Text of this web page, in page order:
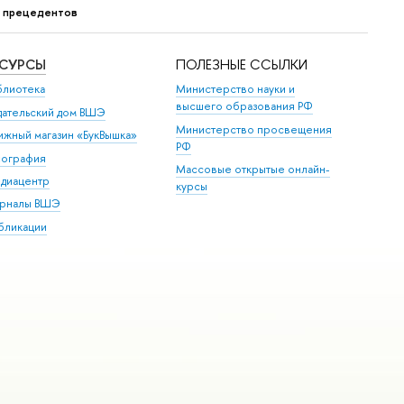
прецедентов
дом ВШЭ
магазин «БукВышка»
ВШЭ
ПОЛЕЗНЫЕ ССЫЛКИ
Министерство науки и
высшего образования РФ
Министерство просвещения
РФ
Массовые открытые онлайн-
курсы